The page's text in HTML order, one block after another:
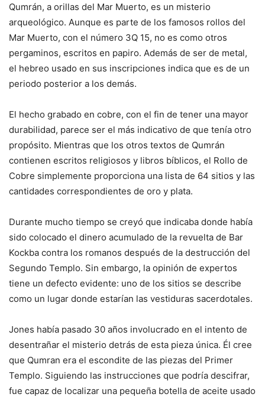
Qumrán, a orillas del Mar Muerto, es un misterio
arqueológico. Aunque es parte de los famosos rollos del
Mar Muerto, con el número 3Q 15, no es como otros
pergaminos, escritos en papiro. Además de ser de metal,
el hebreo usado en sus inscripciones indica que es de un
periodo posterior a los demás.
El hecho grabado en cobre, con el fin de tener una mayor
durabilidad, parece ser el más indicativo de que tenía otro
propósito. Mientras que los otros textos de Qumrán
contienen escritos religiosos y libros bíblicos, el Rollo de
Cobre simplemente proporciona una lista de 64 sitios y las
cantidades correspondientes de oro y plata.
Durante mucho tiempo se creyó que indicaba donde había
sido colocado el dinero acumulado de la revuelta de Bar
Kockba contra los romanos después de la destrucción del
Segundo Templo. Sin embargo, la opinión de expertos
tiene un defecto evidente: uno de los sitios se describe
como un lugar donde estarían las vestiduras sacerdotales.
Jones había pasado 30 años involucrado en el intento de
desentrañar el misterio detrás de esta pieza única. Él cree
que Qumran era el escondite de las piezas del Primer
Templo. Siguiendo las instrucciones que podría descifrar,
fue capaz de localizar una pequeña botella de aceite usado